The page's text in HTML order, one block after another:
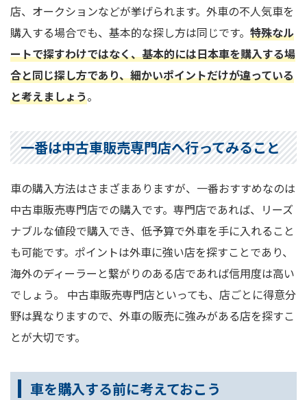
店、オークションなどが挙げられます。外車の不人気車を
購入する場合でも、基本的な探し方は同じです。 特殊なル
ートで探すわけではなく、基本的には日本車を購入する場
合と同じ探し方であり、細かいポイントだけが違っている
と考えましょう。
一番は中古車販売専門店へ行ってみること
車の購入方法はさまざまありますが、一番おすすめなのは
中古車販売専門店での購入です。専門店であれば、リーズ
ナブルな値段で購入でき、低予算で外車を手に入れること
も可能です。ポイントは外車に強い店を探すことであり、
海外のディーラーと繋がりのある店であれば信用度は高い
でしょう。 中古車販売専門店といっても、店ごとに得意分
野は異なりますので、外車の販売に強みがある店を探すこ
とが大切です。
車を購入する前に考えておこう